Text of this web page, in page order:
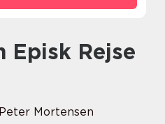
Peter Mortensen